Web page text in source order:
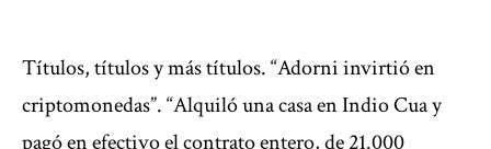
Títulos, títulos y más títulos. “Adorni invirtió en
criptomonedas”. “Alquiló una casa en Indio Cua y
pagó en efectivo el contrato entero, de 21.000